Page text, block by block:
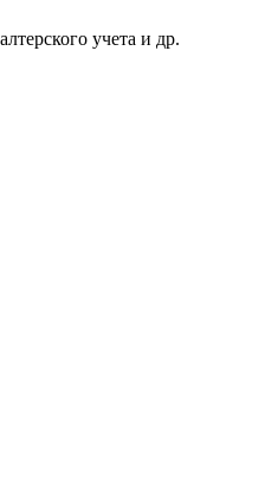
учета и др.